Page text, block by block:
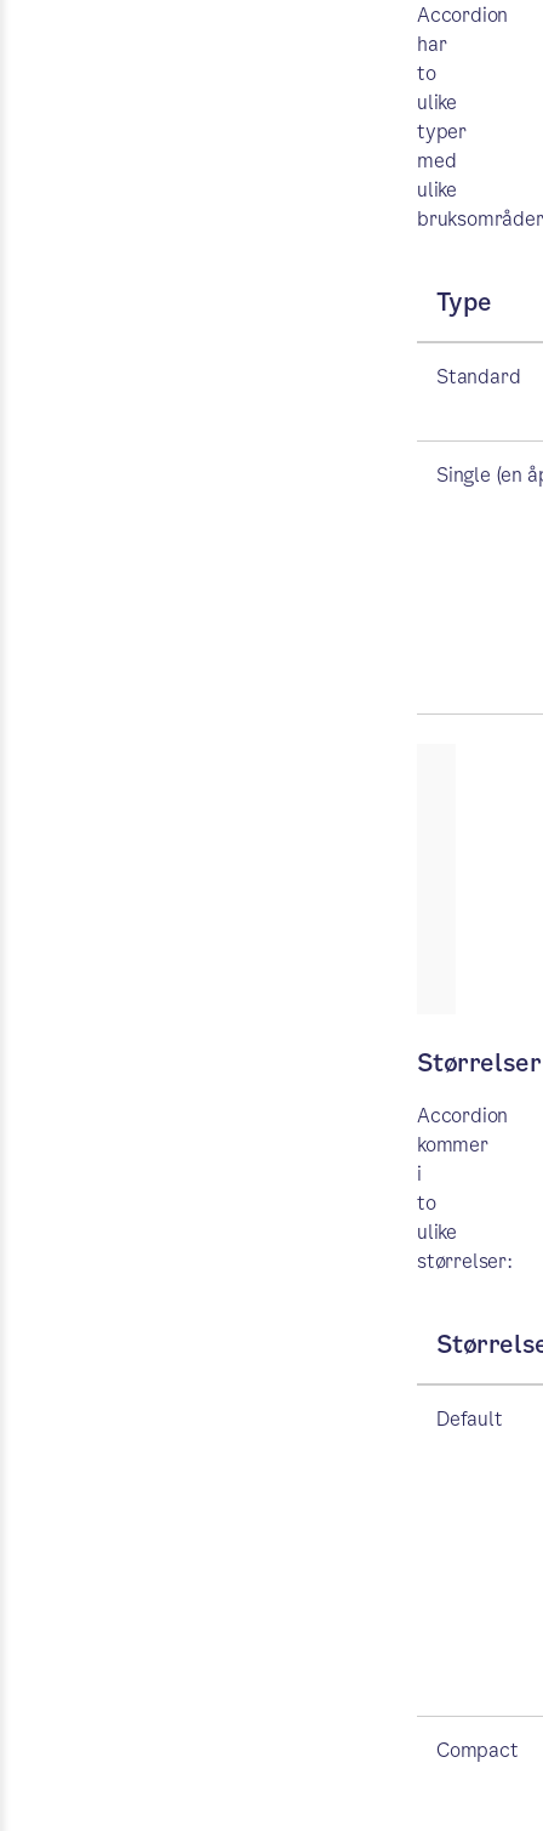
Accordion
har
to
ulike
typer
med
ulike
Type
Standard
Single (en
Størrelser
Accordion
kommer
i
to
ulike
størrelser:
Default
Compact